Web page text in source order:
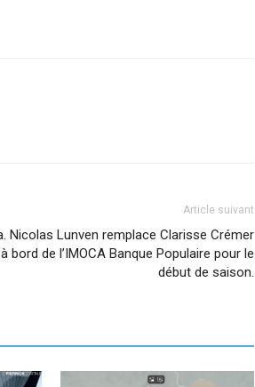
Article suivant
Nicolas Lunven remplace Clarisse Crémer
à bord de l’IMOCA Banque Populaire pour le
début de saison.